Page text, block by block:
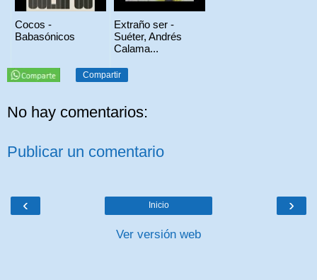
Cocos -
Babasónicos
Extraño ser -
Suéter, Andrés
Calama...
Compartir
No hay comentarios:
Publicar un comentario
‹ ›
Inicio
Ver versión web